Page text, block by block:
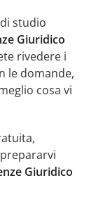
studio
Giuridico
rivedere i
le domande,
cosa vi
Giuridico